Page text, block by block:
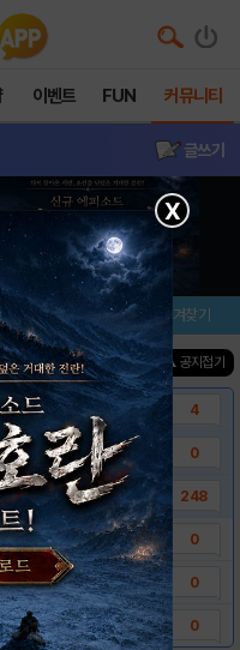
이벤트 FUN 커뮤니티
글쓰기
설치/평가 즐겨찾기
진행중인 이벤트0건 ▲ 공지접기
시.. 4
를.. 0
.. 248
0
0
0
X